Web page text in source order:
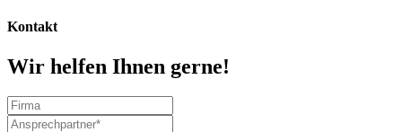
Kontakt
Wir helfen Ihnen gerne!